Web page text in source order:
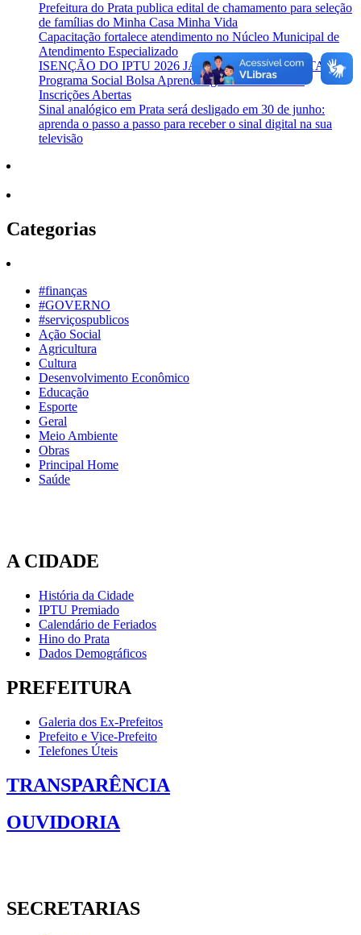
Prefeitura do Prata publica edital de chamamento para seleção
de famílias do Minha Casa Minha Vida
Capacitação fortalece atendimento no Núcleo Municipal de
Atendimento Especializado
ISENÇÃO DO IPTU 2026 JÁ PODE SER SOLICITADA.
Programa Social Bolsa Aprendizagem Profissional –
Inscrições Abertas
Sinal analógico em Prata será desligado em 30 de junho:
aprenda o passo a passo para receber o sinal digital na sua
televisão
Categorias
#finanças
#GOVERNO
#serviçospublicos
Ação Social
Agricultura
Cultura
Desenvolvimento Econômico
Educação
Esporte
Geral
Meio Ambiente
Obras
Principal Home
Saúde
A CIDADE
História da Cidade
IPTU Premiado
Calendário de Feriados
Hino do Prata
Dados Demográficos
PREFEITURA
Galeria dos Ex-Prefeitos
Prefeito e Vice-Prefeito
Telefones Úteis
TRANSPARÊNCIA
OUVIDORIA
SECRETARIAS